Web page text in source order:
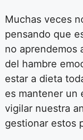
Muchas veces
pensando que
no aprendemos
del hambre
estar a dieta
es mantener un
vigilar nuestra
gestionar estos